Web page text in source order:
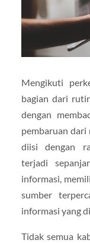
Mengikuti
bagian dari
dengan
pembaruan dari
diisi dengan
terjadi
informasi,
sumber
informasi yang
Tidak semua